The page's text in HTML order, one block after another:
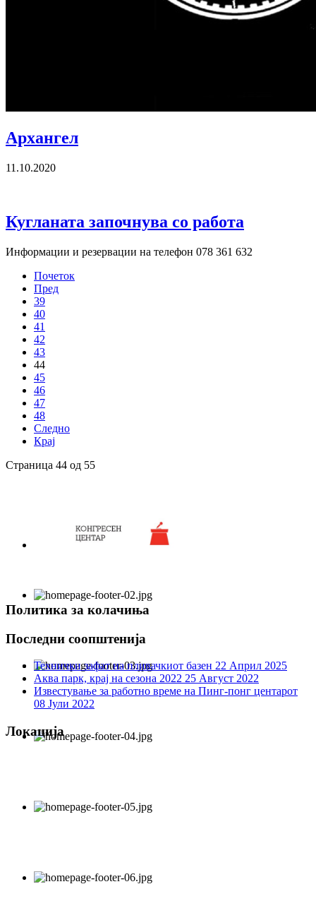
Архангел
11.10.2020
Кугланата започнува со работа
Информации и резервации на телефон 078 361 632
Почеток
Пред
39
40
41
42
43
44
45
46
47
48
Следно
Крај
Страница 44 од 55
Политика за колачиња
Последни соопштенија
Технички зафат на пливачкиот базен 22 Април 2025
Аква парк, крај на сезона 2022 25 Август 2022
Известување за работно време на Пинг-понг центарот
08 Јули 2022
Локација